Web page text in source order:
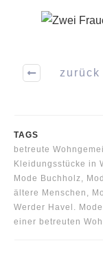
zurück
TAGS
betreute
Kleidungsstücke in
Mode Buchholz,
ältere Menschen,
Werder Havel.
einer betreuten